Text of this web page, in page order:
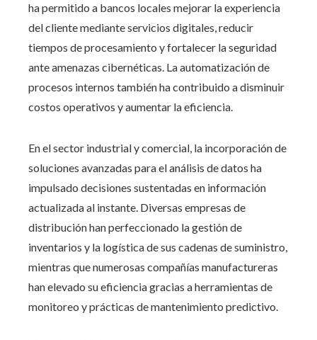
ha permitido a bancos locales mejorar la experiencia
del cliente mediante servicios digitales, reducir
tiempos de procesamiento y fortalecer la seguridad
ante amenazas cibernéticas. La automatización de
procesos internos también ha contribuido a disminuir
costos operativos y aumentar la eficiencia.
En el sector industrial y comercial, la incorporación de
soluciones avanzadas para el análisis de datos ha
impulsado decisiones sustentadas en información
actualizada al instante. Diversas empresas de
distribución han perfeccionado la gestión de
inventarios y la logística de sus cadenas de suministro,
mientras que numerosas compañías manufactureras
han elevado su eficiencia gracias a herramientas de
monitoreo y prácticas de mantenimiento predictivo.